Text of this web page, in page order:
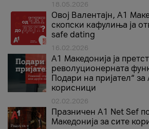
18.05.2026
Овој Валентајн, A1
скопски кафулиња ја
safe dating
16.02.2026
А1 Македонија ја
револуционерната
Подари на пријател“
корисници
02.02.2026
Празничен A1 Net Sеf
Македонија за сите